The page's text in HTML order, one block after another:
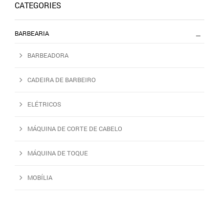
CATEGORIES
BARBEARIA
BARBEADORA
CADEIRA DE BARBEIRO
ELÉTRICOS
MÁQUINA DE CORTE DE CABELO
MÁQUINA DE TOQUE
MOBÍLIA